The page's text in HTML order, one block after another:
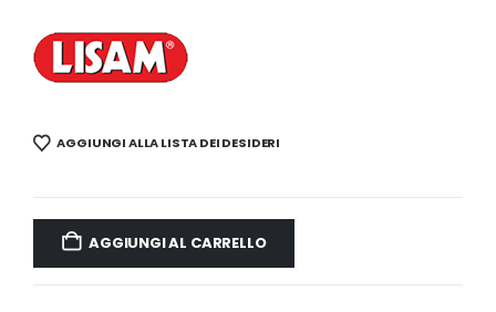
AGGIUNGI ALLA LISTA DEI DESIDERI
AGGIUNGI AL CARRELLO